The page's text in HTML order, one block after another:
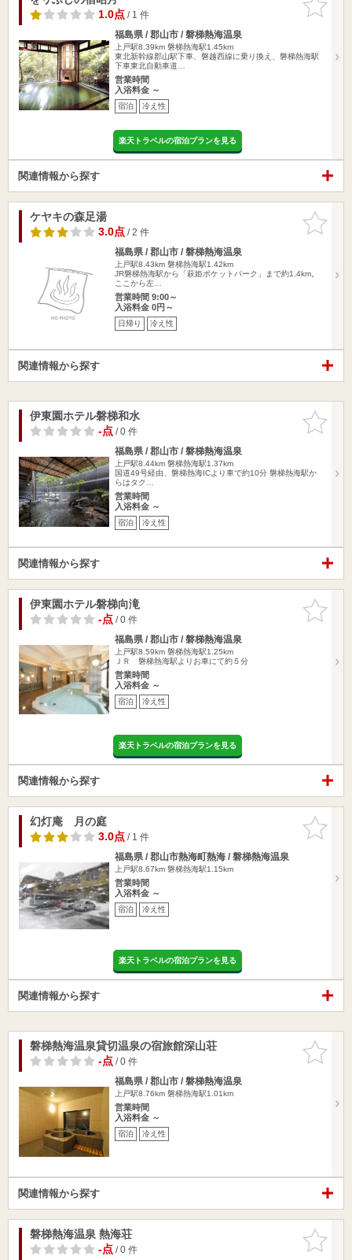
りに追加
1.0点/ 1 件
福島県 / 郡山市 / 磐梯熱海温泉
上戸駅8.39km 磐梯熱海駅1.45km
東北新幹線郡山駅下車、磐越西線に乗り換え、磐梯熱海駅
下車東北自動車道…
営業時間
入浴料金 ～
宿泊 冷え性
楽天トラベルの宿泊プランを見る
関連情報から探す
お気に入
りに追加
ケヤキの森足湯
3.0点/ 2 件
福島県 / 郡山市 / 磐梯熱海温泉
上戸駅8.43km 磐梯熱海駅1.42km
JR磐梯熱海駅から「萩姫ポケットパーク」まで約1.4km。
ここから左…
営業時間 9:00～
入浴料金 0円～
日帰り 冷え性
関連情報から探す
お気に入
りに追加
伊東園ホテル磐梯和水
-点/ 0 件
福島県 / 郡山市 / 磐梯熱海温泉
上戸駅8.44km 磐梯熱海駅1.37km
国道49号経由、磐梯熱海ICより車で約10分 磐梯熱海駅か
らはタク…
営業時間
入浴料金 ～
宿泊 冷え性
関連情報から探す
お気に入
りに追加
伊東園ホテル磐梯向滝
-点/ 0 件
福島県 / 郡山市 / 磐梯熱海温泉
上戸駅8.59km 磐梯熱海駅1.25km
ＪＲ 磐梯熱海駅よりお車にて約５分
営業時間
入浴料金 ～
宿泊 冷え性
楽天トラベルの宿泊プランを見る
関連情報から探す
お気に入
りに追加
幻灯庵 月の庭
3.0点/ 1 件
福島県 / 郡山市熱海町熱海 / 磐梯熱海温泉
上戸駅8.67km 磐梯熱海駅1.15km
営業時間
入浴料金 ～
宿泊 冷え性
楽天トラベルの宿泊プランを見る
関連情報から探す
お気に入
りに追加
磐梯熱海温泉貸切温泉の宿旅館深山荘
-点/ 0 件
福島県 / 郡山市 / 磐梯熱海温泉
上戸駅8.76km 磐梯熱海駅1.01km
営業時間
入浴料金 ～
宿泊 冷え性
関連情報から探す
お気に入
りに追加
磐梯熱海温泉 熱海荘
-点/ 0 件